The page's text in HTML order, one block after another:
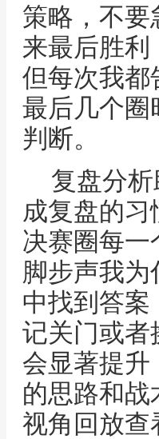
策略，不要
来最后胜利
但每次我都
最后几个圈
判断。
复盘分
成复盘的
决赛圈每
脚步声我
中找到答案
记关门或者
会显著提升
的思路和
视角回放查